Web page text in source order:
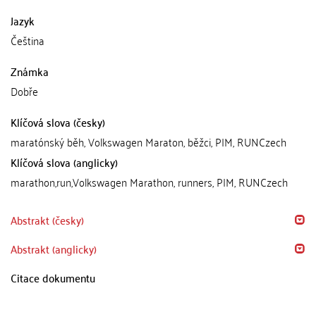
Jazyk
Čeština
Známka
Dobře
Klíčová slova (česky)
maratónský běh, Volkswagen Maraton, běžci, PIM, RUNCzech
Klíčová slova (anglicky)
marathon,run,Volkswagen Marathon, runners, PIM, RUNCzech
Abstrakt (česky)
Abstrakt (anglicky)
Citace dokumentu